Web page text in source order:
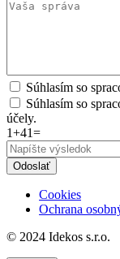
Súhlasím so
Súhlasím so
účely.
1+41=
Odoslať
Cookies
Ochrana
© 2024 Idekos s.r.o.